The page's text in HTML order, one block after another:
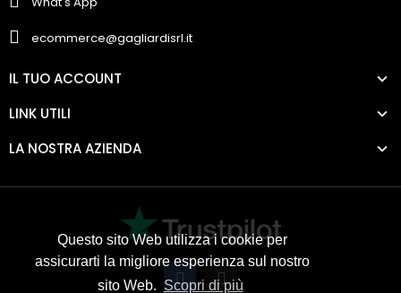
Questo sito Web utilizza i cookie per
assicurarti la migliore esperienza sul nostro
sito Web. Scopri di più
ecommerce@gagliardisrl.it
IL TUO ACCOUNT
LINK UTILI
LA NOSTRA AZIENDA